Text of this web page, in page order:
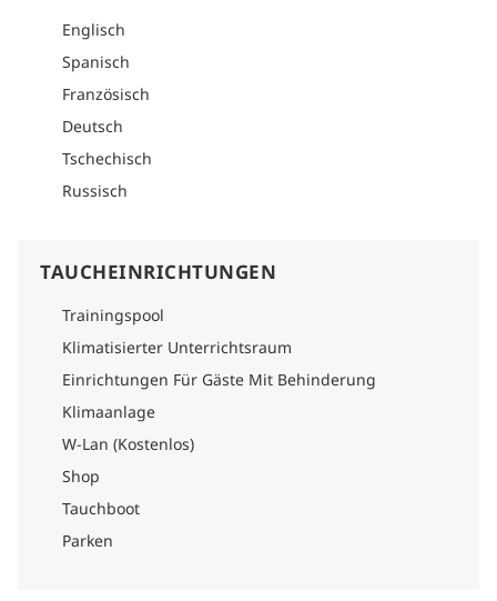
Englisch
Spanisch
Französisch
Deutsch
Tschechisch
Russisch
TAUCHEINRICHTUNGEN
Trainingspool
Klimatisierter Unterrichtsraum
Einrichtungen Für Gäste Mit Behinderung
Klimaanlage
W-Lan (Kostenlos)
Shop
Tauchboot
Parken